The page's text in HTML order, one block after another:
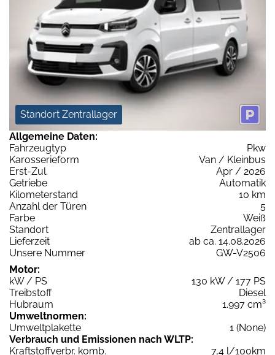
Standort Zentrallager
Allgemeine Daten:
Fahrzeugtyp
Pkw
Karosserieform
Van / Kleinbus
Erst-Zul.
Apr / 2026
Getriebe
Automatik
Kilometerstand
10 km
Anzahl der Türen
5
Farbe
Weiß
Standort
Zentrallager
Lieferzeit
ab ca. 14.08.2026
Unsere Nummer
GW-V2506
Motor:
kW / PS
130 kW / 177 PS
Treibstoff
Diesel
Hubraum
1.997 cm³
Umweltnormen:
Umweltplakette
1 (None)
Verbrauch und Emissionen nach WLTP:
Kraftstoffverbr. komb.
7,4 l/100km